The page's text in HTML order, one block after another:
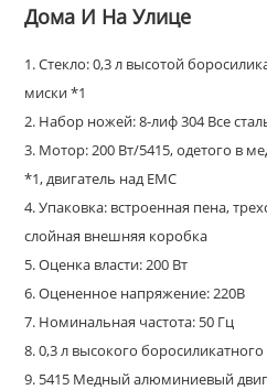
Дома И На Улице
1. Стекло: 0,3 л высотой
миски *1
2. Набор ножей: 8-лиф 304 Все
3. Мотор: 200 Вт/5415, одетого в
*1, двигатель над EMC
4. Упаковка: встроенная пена,
слойная внешняя коробка
5. Оценка власти: 200 Вт
6. Оцененное напряжение: 220В
7. Номинальная частота: 50 Гц
8. 0,3 л высокого боросиликатного
9. 5415 Медный алюминиевый